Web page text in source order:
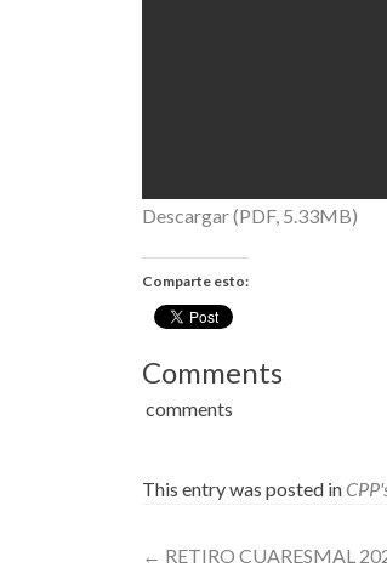
Descargar (PDF, 5.33MB)
Comparte esto:
Comments
comments
This entry was posted in
Post
← RETIRO CUARESMAL